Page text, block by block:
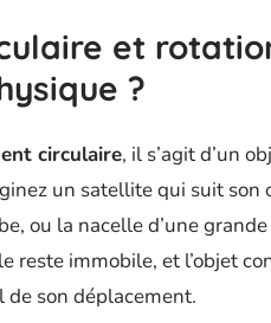
et
?
circulaire, il s’agit d’un
un satellite qui suit son
ou la nacelle d’une
reste immobile, et l’objet
son déplacement.